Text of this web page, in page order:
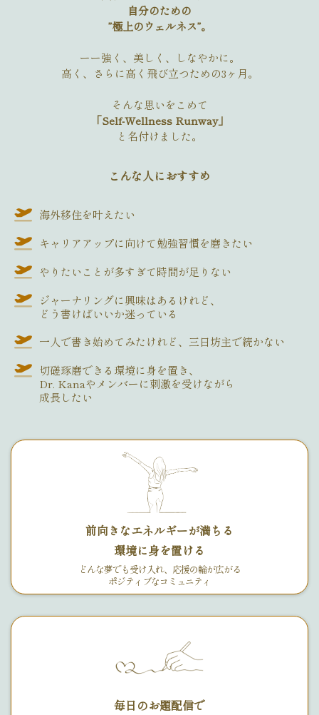
自分のための
”極上のウェルネス”。
ーー強く、美しく、しなやかに。
高く、さらに高く飛び立つための3ヶ月。
そんな思いをこめて
「Self-Wellness Runway」
と名付けました。
こんな人におすすめ
海外移住を叶えたい
キャリアアップに向けて勉強習慣を磨きたい
やりたいことが多すぎて時間が足りない
ジャーナリングに興味はあるけれど、
どう書けばいいか迷っている
一人で書き始めてみたけれど、三日坊主で続かない
切磋琢磨できる環境に身を置き、
Dr. Kanaやメンバーに刺激を受けながら
成長したい
前向きなエネルギーが満ちる
環境に身を置ける
どんな夢でも受け入れ、応援の輪が広がる
ポジティブなコミュニティ
毎日のお題配信で